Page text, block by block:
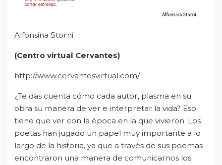
Alfonsina Storni
(Centro virtual Cervantes)
http://www.cervantesvirtual.com/
¿Te das cuenta cómo cada autor, plasma en su
obra su manera de ver e interpretar la vida? Eso
tiene que ver con la época en la que vivieron. Los
poetas han jugado un papel muy importante a lo
largo de la historia, ya que a través de sus poemas
encontraron una manera de comunicarnos los